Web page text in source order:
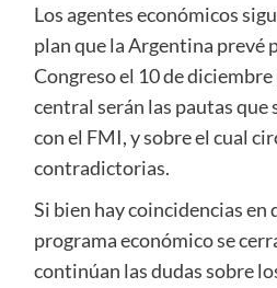
Los agentes económicos
plan que la Argentina prevé
Congreso el 10 de
central serán las pautas que
con el FMI, y sobre el cual
contradictorias.
Si bien hay coincidencias en
programa económico se
continúan las dudas sobre